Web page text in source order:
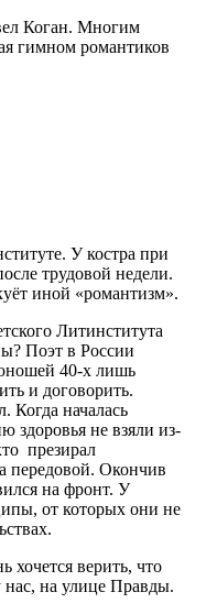
Коган. Многим
гимном романтиков
У костра при
трудовой недели.
иной «романтизм».
Литинститута
Поэт в России
40-х лишь
и договорить.
Когда началась
здоровья не взяли из-
презирал
передовой. Окончив
на фронт. У
от которых они не
хочется верить, что
нас, на улице Правды.